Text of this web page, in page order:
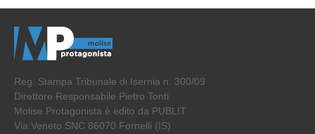
Reg. Stampa Tribunale di Isernia n. 300/09
Direttore Responsabile Pietro Tonti
Molise Protagonista è edito da PUBLIT
Via Veneto SNC 86070 Fornelli (IS)